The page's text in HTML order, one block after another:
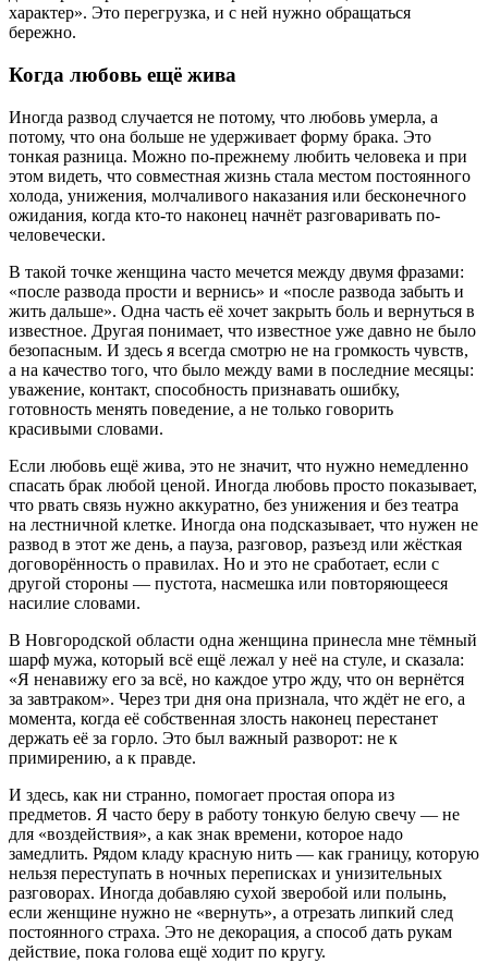
характер». Это перегрузка, и с ней нужно обращаться
бережно.
Когда любовь ещё жива
Иногда развод случается не потому, что любовь умерла, а
потому, что она больше не удерживает форму брака. Это
тонкая разница. Можно по-прежнему любить человека и при
этом видеть, что совместная жизнь стала местом постоянного
холода, унижения, молчаливого наказания или бесконечного
ожидания, когда кто-то наконец начнёт разговаривать по-
человечески.
В такой точке женщина часто мечется между двумя фразами:
«после развода прости и вернись» и «после развода забыть и
жить дальше». Одна часть её хочет закрыть боль и вернуться в
известное. Другая понимает, что известное уже давно не было
безопасным. И здесь я всегда смотрю не на громкость чувств,
а на качество того, что было между вами в последние месяцы:
уважение, контакт, способность признавать ошибку,
готовность менять поведение, а не только говорить
красивыми словами.
Если любовь ещё жива, это не значит, что нужно немедленно
спасать брак любой ценой. Иногда любовь просто показывает,
что рвать связь нужно аккуратно, без унижения и без театра
на лестничной клетке. Иногда она подсказывает, что нужен не
развод в этот же день, а пауза, разговор, разъезд или жёсткая
договорённость о правилах. Но и это не сработает, если с
другой стороны — пустота, насмешка или повторяющееся
насилие словами.
В Новгородской области одна женщина принесла мне тёмный
шарф мужа, который всё ещё лежал у неё на стуле, и сказала:
«Я ненавижу его за всё, но каждое утро жду, что он вернётся
за завтраком». Через три дня она признала, что ждёт не его, а
момента, когда её собственная злость наконец перестанет
держать её за горло. Это был важный разворот: не к
примирению, а к правде.
И здесь, как ни странно, помогает простая опора из
предметов. Я часто беру в работу тонкую белую свечу — не
для «воздействия», а как знак времени, которое надо
замедлить. Рядом кладу красную нить — как границу, которую
нельзя переступать в ночных переписках и унизительных
разговорах. Иногда добавляю сухой зверобой или полынь,
если женщине нужно не «вернуть», а отрезать липкий след
постоянного страха. Это не декорация, а способ дать рукам
действие, пока голова ещё ходит по кругу.